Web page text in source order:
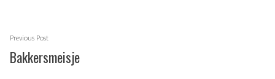
Berichtnavigatie
Previous PostPrevious
post:
Bakkersmeisje